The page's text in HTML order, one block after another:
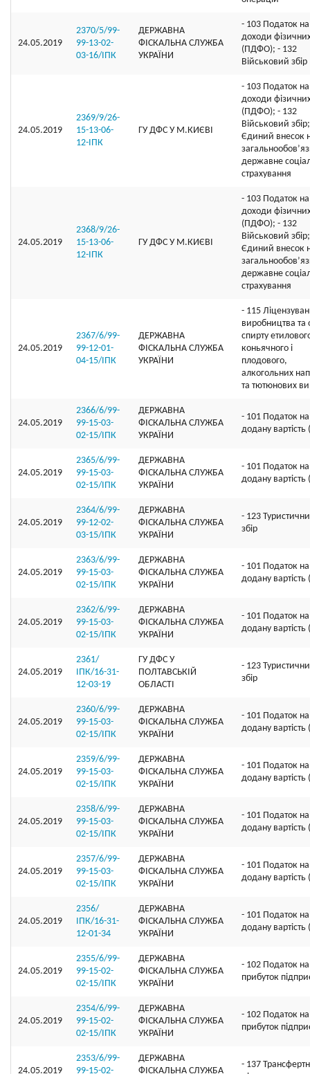
24.05.2019
2370/5/99-
99-13-02-
03-16/ІПК
ДЕРЖАВНА
ФІСКАЛЬНА СЛУЖБА
УКРАЇНИ
- 103 Податок на
доходи
(ПДФО); - 132
Військовий збір
24.05.2019
2369/9/26-
15-13-06-
12-ІПК
ГУ ДФС У М.КИЄВI
- 103 Податок на
доходи
(ПДФО); - 132
Військовий
Єдиний внесок
державне
страхування
24.05.2019
2368/9/26-
15-13-06-
12-ІПК
ГУ ДФС У М.КИЄВI
- 103 Податок на
доходи
(ПДФО); - 132
Військовий
Єдиний внесок
державне
страхування
24.05.2019
2367/6/99-
99-12-01-
04-15/ІПК
ДЕРЖАВНА
ФІСКАЛЬНА СЛУЖБА
УКРАЇНИ
- 115
виробництва та
спирту
коньячного і
плодового,
алкогольних
та тютюнових
24.05.2019
2366/6/99-
99-15-03-
02-15/ІПК
ДЕРЖАВНА
ФІСКАЛЬНА СЛУЖБА
УКРАЇНИ
- 101 Податок на
додану
24.05.2019
2365/6/99-
99-15-03-
02-15/ІПК
ДЕРЖАВНА
ФІСКАЛЬНА СЛУЖБА
УКРАЇНИ
- 101 Податок на
додану
24.05.2019
2364/6/99-
99-12-02-
03-15/ІПК
ДЕРЖАВНА
ФІСКАЛЬНА СЛУЖБА
УКРАЇНИ
- 123
збір
24.05.2019
2363/6/99-
99-15-03-
02-15/ІПК
ДЕРЖАВНА
ФІСКАЛЬНА СЛУЖБА
УКРАЇНИ
- 101 Податок на
додану
24.05.2019
2362/6/99-
99-15-03-
02-15/ІПК
ДЕРЖАВНА
ФІСКАЛЬНА СЛУЖБА
УКРАЇНИ
- 101 Податок на
додану
24.05.2019
2361/
ІПК/16-31-
12-03-19
ГУ ДФС У
ПОЛТАВСЬКIЙ
ОБЛАСТI
- 123
збір
24.05.2019
2360/6/99-
99-15-03-
02-15/ІПК
ДЕРЖАВНА
ФІСКАЛЬНА СЛУЖБА
УКРАЇНИ
- 101 Податок на
додану
24.05.2019
2359/6/99-
99-15-03-
02-15/ІПК
ДЕРЖАВНА
ФІСКАЛЬНА СЛУЖБА
УКРАЇНИ
- 101 Податок на
додану
24.05.2019
2358/6/99-
99-15-03-
02-15/ІПК
ДЕРЖАВНА
ФІСКАЛЬНА СЛУЖБА
УКРАЇНИ
- 101 Податок на
додану
24.05.2019
2357/6/99-
99-15-03-
02-15/ІПК
ДЕРЖАВНА
ФІСКАЛЬНА СЛУЖБА
УКРАЇНИ
- 101 Податок на
додану
24.05.2019
2356/
ІПК/16-31-
12-01-34
ДЕРЖАВНА
ФІСКАЛЬНА СЛУЖБА
УКРАЇНИ
- 101 Податок на
додану
24.05.2019
2355/6/99-
99-15-02-
02-15/ІПК
ДЕРЖАВНА
ФІСКАЛЬНА СЛУЖБА
УКРАЇНИ
- 102 Податок на
прибуток
24.05.2019
2354/6/99-
99-15-02-
02-15/ІПК
ДЕРЖАВНА
ФІСКАЛЬНА СЛУЖБА
УКРАЇНИ
- 102 Податок на
прибуток
24.05.2019
2353/6/99-
99-15-02-
ДЕРЖАВНА
ФІСКАЛЬНА СЛУЖБА
- 137